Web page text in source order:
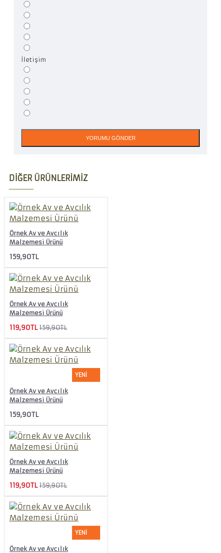
İletişim
YORUMU GÖNDER
DIĞER ÜRÜNLERIMIZ
Örnek Av ve Avcılık
Malzemesi Ürünü
159,90TL
Örnek Av ve Avcılık
Malzemesi Ürünü
119,90TL 159,90TL
YENI
Örnek Av ve Avcılık
Malzemesi Ürünü
159,90TL
Örnek Av ve Avcılık
Malzemesi Ürünü
119,90TL 159,90TL
YENI
Örnek Av ve Avcılık